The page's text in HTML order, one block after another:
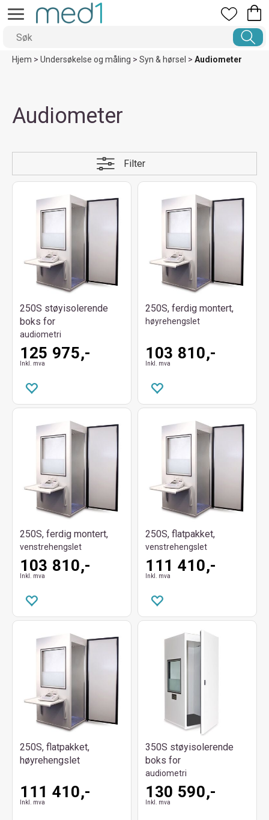
Hjem>Undersøkelse og måling>Syn & hørsel >Audiometer
Audiometer
Filter
250S støyisolerende
boks for
audiometri
125 975,-
Inkl. mva
250S, ferdig montert,
høyrehengslet
103 810,-
Inkl. mva
250S, ferdig montert,
venstrehengslet
103 810,-
Inkl. mva
250S, flatpakket,
venstrehengslet
111 410,-
Inkl. mva
250S, flatpakket,
høyrehengslet
111 410,-
Inkl. mva
350S støyisolerende
boks for
audiometri
130 590,-
Inkl. mva